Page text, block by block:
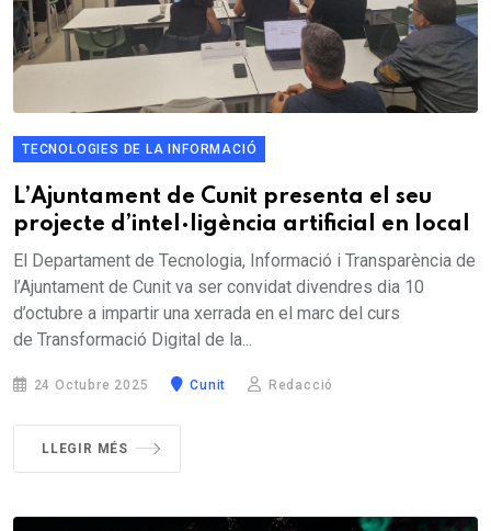
TECNOLOGIES DE LA INFORMACIÓ
L’Ajuntament de Cunit presenta el seu
projecte d’intel·ligència artificial en local
El Departament de Tecnologia, Informació i Transparència de
l’Ajuntament de Cunit va ser convidat divendres dia 10
d’octubre a impartir una xerrada en el marc del curs
de Transformació Digital de la...
24 Octubre 2025 Cunit Redacció
LLEGIR MÉS